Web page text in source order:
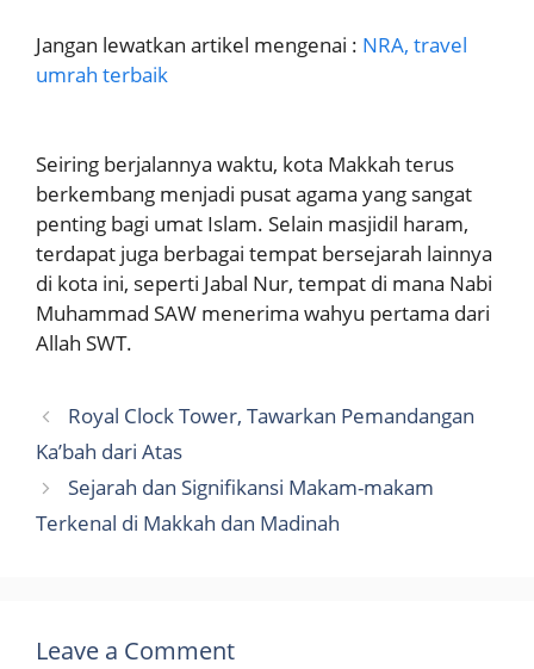
Jangan lewatkan artikel mengenai : NRA, travel
umrah terbaik
Seiring berjalannya waktu, kota Makkah terus
berkembang menjadi pusat agama yang sangat
penting bagi umat Islam. Selain masjidil haram,
terdapat juga berbagai tempat bersejarah lainnya
di kota ini, seperti Jabal Nur, tempat di mana Nabi
Muhammad SAW menerima wahyu pertama dari
Allah SWT.
Royal Clock Tower, Tawarkan Pemandangan
Ka’bah dari Atas
Sejarah dan Signifikansi Makam-makam
Terkenal di Makkah dan Madinah
Leave a Comment